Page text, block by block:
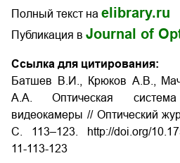
Полный текст на elibrary.ru
Публикация в Journal of
Ссылка для цитирования:
Батшев В.И., Крюков А.В.,
А.А. Оптическая система
видеокамеры // Оптический
С. 113–123. http://doi.org/
11-113-123